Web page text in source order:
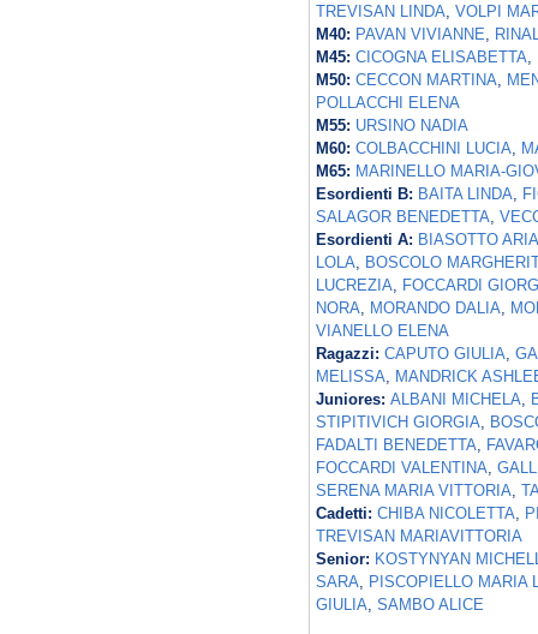
TREVISAN LINDA, VOLPI
M40: PAVAN VIVIANNE,
M45: CICOGNA ELISABETTA,
M50: CECCON MARTINA,
POLLACCHI ELENA
M55: URSINO NADIA
M60: COLBACCHINI LUCIA,
M65: MARINELLO MARIA-
Esordienti B: BAITA LINDA,
SALAGOR BENEDETTA,
Esordienti A: BIASOTTO
LOLA, BOSCOLO
LUCREZIA, FOCCARDI
NORA, MORANDO DALIA,
VIANELLO ELENA
Ragazzi: CAPUTO GIULIA,
MELISSA, MANDRICK
Juniores: ALBANI MICHELA,
STIPITIVICH GIORGIA,
FADALTI BENEDETTA,
FOCCARDI VALENTINA,
SERENA MARIA VITTORIA,
Cadetti: CHIBA NICOLETTA,
TREVISAN MARIAVITTORIA
Senior: KOSTYNYAN
SARA, PISCOPIELLO MARIA
GIULIA, SAMBO ALICE